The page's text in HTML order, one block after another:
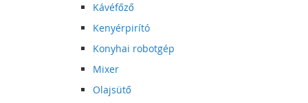
Kávéfőző
Kenyérpirító
Konyhai robotgép
Mixer
Olajsütő